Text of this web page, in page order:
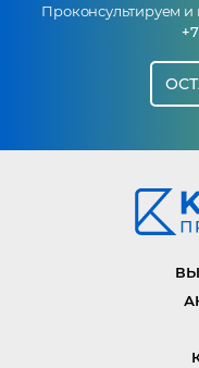
Проконсультируем